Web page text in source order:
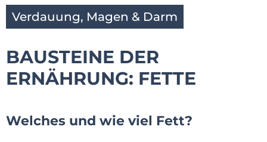
Verdauung, Magen & Darm
BAUSTEINE DER
ERNÄHRUNG: FETTE
Welches und wie viel Fett?